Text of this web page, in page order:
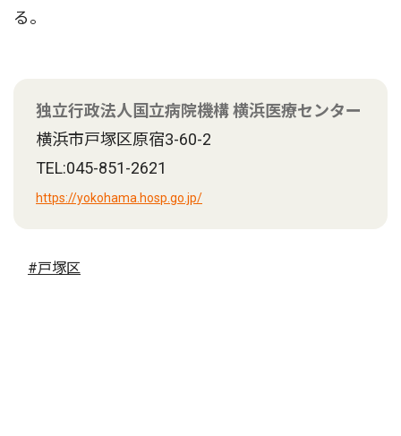
る。
独立行政法人国立病院機構 横浜医療センター
横浜市戸塚区原宿3-60-2
TEL:045-851-2621
https://yokohama.hosp.go.jp/
#戸塚区